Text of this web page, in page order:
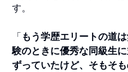
す。
「 もう学歴エリートの道
験のときに優秀な同級生
ずっていたけど、そもそ